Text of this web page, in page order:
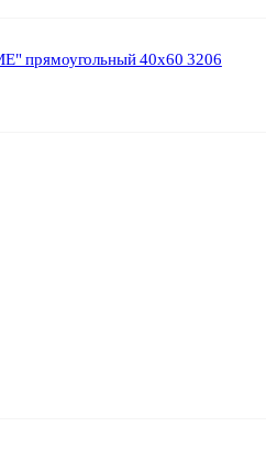
прямоугольный 40х60 3206